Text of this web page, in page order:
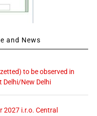
and News
to be observed in
Delhi/New Delhi
2027 i.r.o. Central